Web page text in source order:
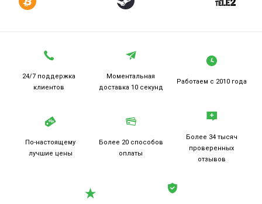
24/7 поддержка
клиентов
Моментальная
доставка 10 секунд
Работаем с 2010 года
По-настоящему
лучшие цены
Более 20 способов
оплаты
Более 34 тысяч
проверенных
отзывов